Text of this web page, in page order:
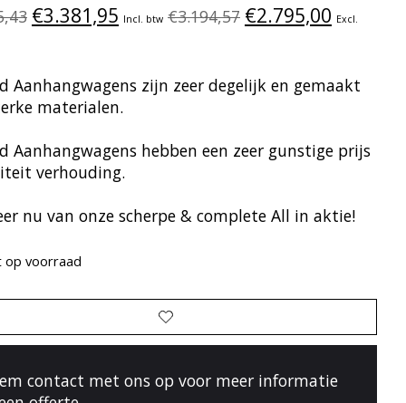
€3.381,95 Incl. btw €3.194,57 €2.795,00 Excl.
Aanhangwagens zijn zeer degelijk en gemaakt
materialen.
Aanhangwagens hebben een zeer gunstige prijs
verhouding.
nu van onze scherpe & complete All in aktie!
op voorraad
contact met ons op voor meer informatie